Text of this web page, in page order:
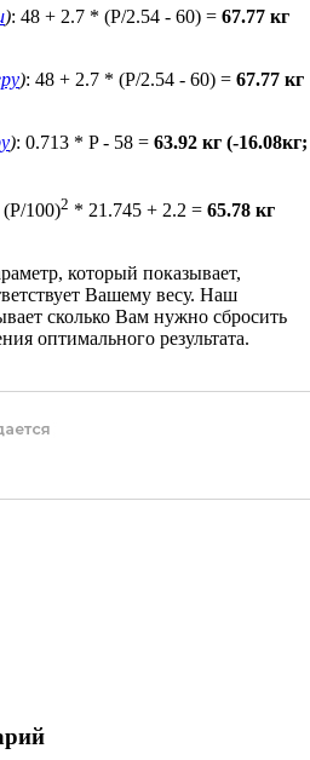
): 48 + 2.7 * (P/2.54 - 60) = 67.77 кг
): 48 + 2.7 * (P/2.54 - 60) = 67.77 кг
): 0.713 * P - 58 = 63.92 кг (-16.08кг;
(P/100)2 * 21.745 + 2.2 = 65.78 кг
который показывает,
Вашему весу. Наш
сколько Вам нужно сбросить
оптимального результата.